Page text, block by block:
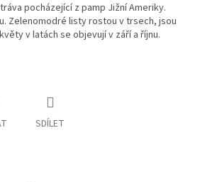
pocházející z pamp Jižní Ameriky.
Zelenomodré listy rostou v trsech, jsou
v latách se objevují v září a říjnu.
SDÍLET